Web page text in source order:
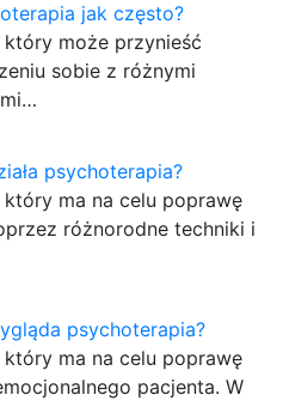
jak często?
może przynieść
sobie z różnymi
psychoterapia?
ma na celu poprawę
różnorodne techniki i
psychoterapia?
ma na celu poprawę
pacjenta. W